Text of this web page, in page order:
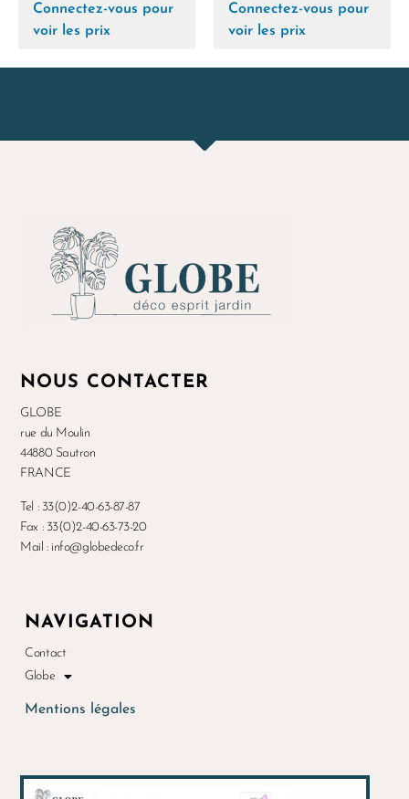
Connectez-vous pour
voir les prix
Connectez-vous pour
voir les prix
NOUS CONTACTER
GLOBE
rue du Moulin
44880 Sautron
FRANCE
Tel : 33(0)2-40-63-87-87
Fax : 33(0)2-40-63-73-20
Mail : info@globedeco.fr
NAVIGATION
Contact
Globe
Mentions légales